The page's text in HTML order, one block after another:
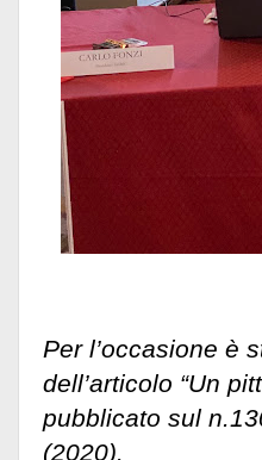
Per l’occasione è
dell’articolo “Un
pubblicato sul
(2020).